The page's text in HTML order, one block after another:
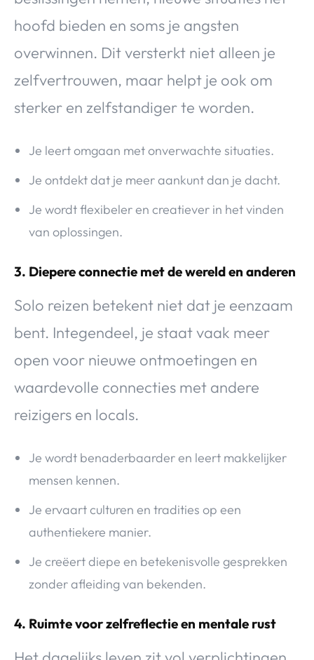
hoofd bieden en soms je angsten
overwinnen. Dit versterkt niet alleen je
zelfvertrouwen, maar helpt je ook om
sterker en zelfstandiger te worden.
Je leert omgaan met onverwachte situaties.
Je ontdekt dat je meer aankunt dan je dacht.
Je wordt flexibeler en creatiever in het vinden
van oplossingen.
3. Diepere connectie met de wereld en anderen
Solo reizen betekent niet dat je eenzaam
bent. Integendeel, je staat vaak meer
open voor nieuwe ontmoetingen en
waardevolle connecties met andere
reizigers en locals.
Je wordt benaderbaarder en leert makkelijker
mensen kennen.
Je ervaart culturen en tradities op een
authentiekere manier.
Je creëert diepe en betekenisvolle gesprekken
zonder afleiding van bekenden.
4. Ruimte voor zelfreflectie en mentale rust